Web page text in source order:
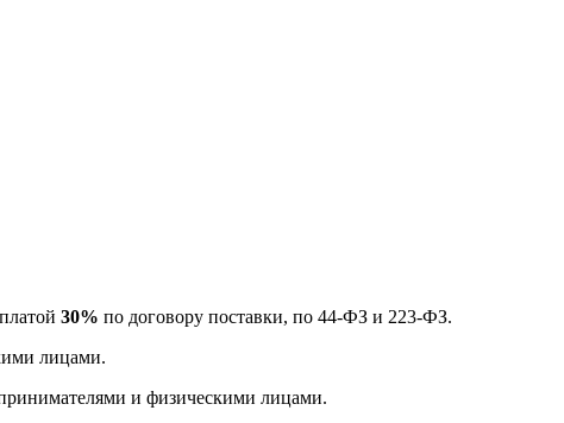
30% по договору поставки, по 44-ФЗ и 223-ФЗ.
лицами.
и физическими лицами.